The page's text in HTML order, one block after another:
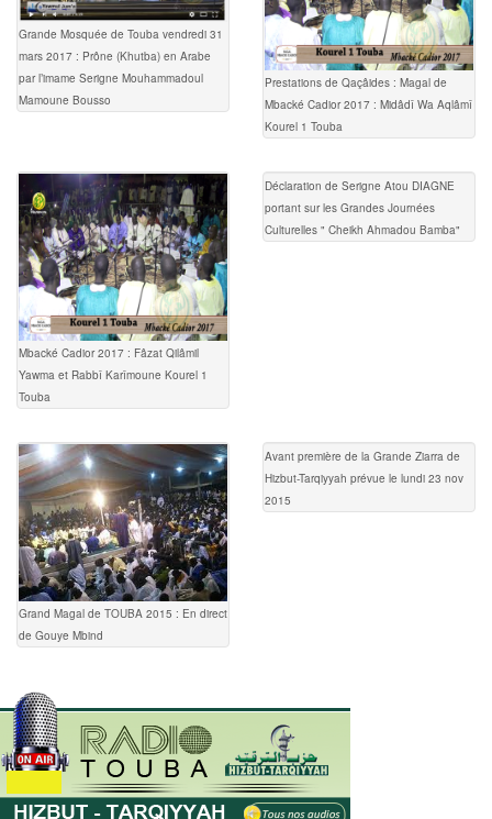
Grande Mosquée de Touba vendredi 31
mars 2017 : Prône (Khutba) en Arabe
par l’imame Serigne Mouhammadoul
Mamoune Bousso
Prestations de Qaçâides : Magal de
Mbacké Cadior 2017 : Midâdî Wa Aqlâmî
Kourel 1 Touba
Mbacké Cadior 2017 : Fâzat Qilâmil
Yawma et Rabbî Karîmoune Kourel 1
Touba
Déclaration de Serigne Atou DIAGNE
portant sur les Grandes Journées
Culturelles " Cheikh Ahmadou Bamba"
Grand Magal de TOUBA 2015 : En direct
de Gouye Mbind
Avant première de la Grande Ziarra de
Hizbut-Tarqiyyah prévue le lundi 23 nov
2015